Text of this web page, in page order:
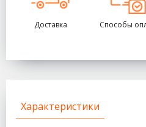
Доставка Способы
Характеристики